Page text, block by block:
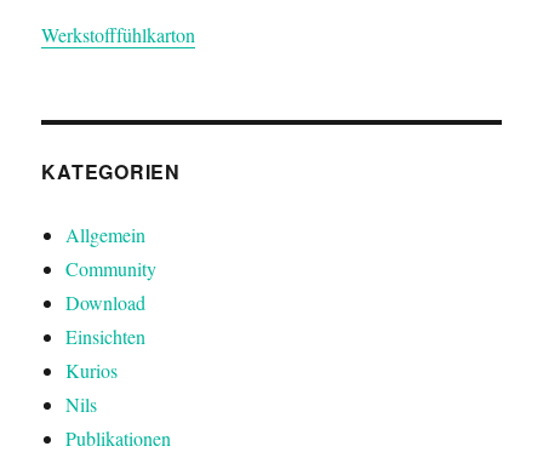
Werkstofffühlkarton
KATEGORIEN
Allgemein
Community
Download
Einsichten
Kurios
Nils
Publikationen